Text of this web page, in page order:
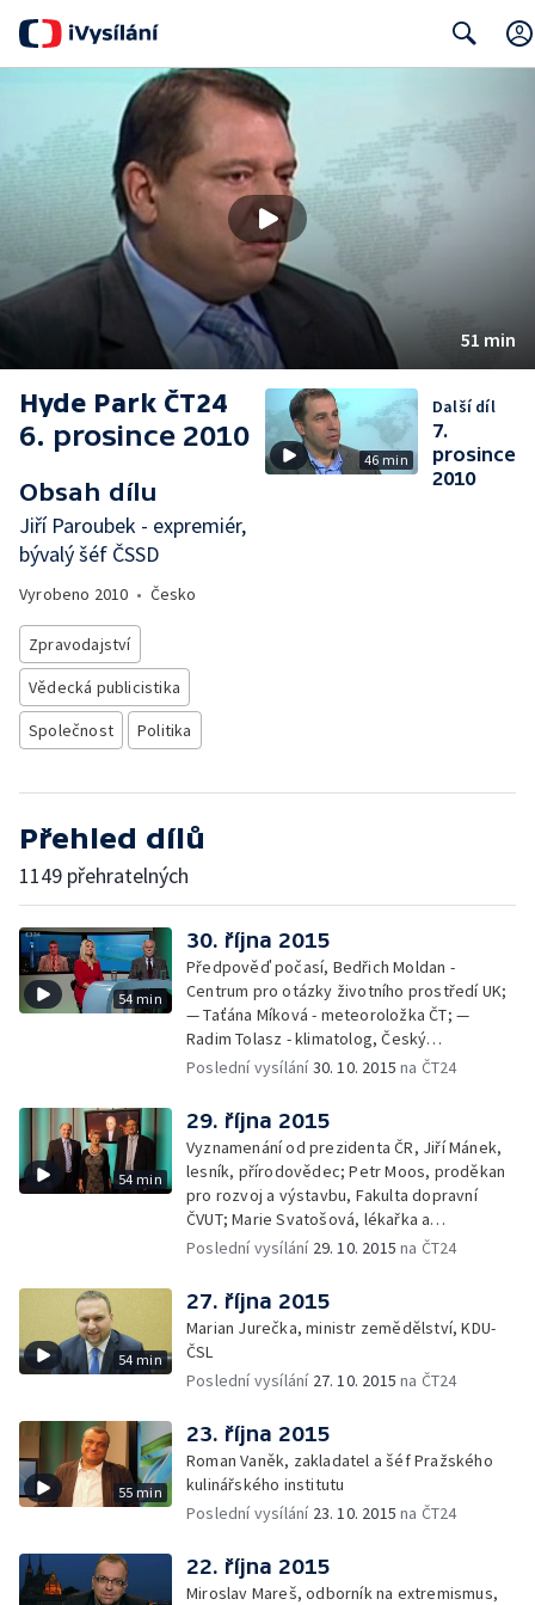
51 min
Hyde Park ČT24
6. prosince 2010
Obsah dílu
Jiří Paroubek - expremiér,
bývalý šéf ČSSD
Vyrobeno 2010 • Česko
Zpravodajství
Vědecká publicistika
Společnost
Politika
46 min
Další díl
7.
prosince
2010
Přehled dílů
1149 přehratelných
54 min
30. října 2015
Předpověď počasí, Bedřich Moldan -
Centrum pro otázky životního prostředí UK;
— Taťána Míková - meteoroložka ČT; —
Radim Tolasz - klimatolog, Český
hydrometeorologický ústav
Poslední vysílání30. 10. 2015 na ČT24
54 min
29. října 2015
Vyznamenání od prezidenta ČR, Jiří Mánek,
lesník, přírodovědec; Petr Moos, proděkan
pro rozvoj a výstavbu, Fakulta dopravní
ČVUT; Marie Svatošová, lékařka a
zakladatelka Českého hospicového hnutí;
Poslední vysílání 29. 10. 2015 na ČT24
54 min
27. října 2015
Marian Jurečka, ministr zemědělství, KDU-
ČSL
Poslední vysílání 27. 10. 2015 na ČT24
55 min
23. října 2015
Roman Vaněk, zakladatel a šéf Pražského
kulinářského institutu
Poslední vysílání 23. 10. 2015 na ČT24
22. října 2015
Miroslav Mareš, odborník na extremismus,